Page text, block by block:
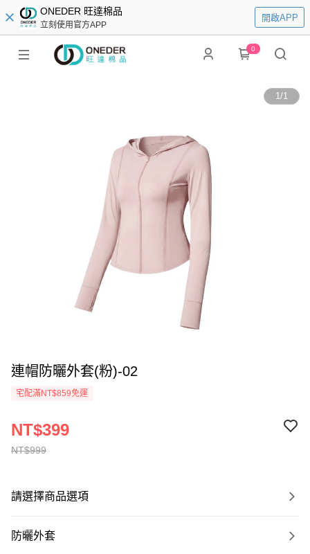
ONEDER 旺達棉品
立刻使用官方APP
開啟APP
0
1/1
連帽防曬外套(粉)-02
宅配滿NT$859免運
NT$999
NT$399
請選擇商品選項
防曬外套